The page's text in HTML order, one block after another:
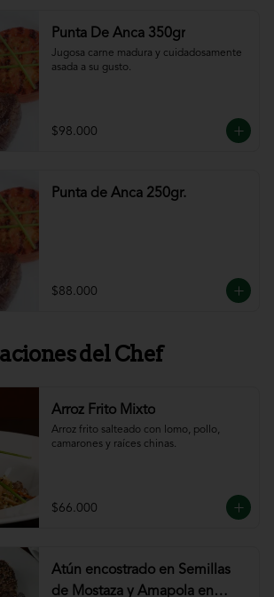
Punta De Anca 350gr
Jugosa carne madura y cuidadosamente
asada a su gusto.
$98.000
Punta de Anca 250gr.
$88.000
del Chef
Arroz Frito Mixto
Arroz frito salteado con lomo, pollo,
camarones y raíces chinas.
$66.000
Atún encostrado en Semillas
de Mostaza y Amapola en